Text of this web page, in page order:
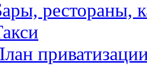
рестораны,